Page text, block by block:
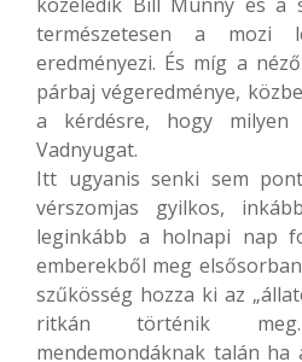
természetesen a mozi
eredményezi. És míg a
párbaj végeredménye,
a kérdésre, hogy
Vadnyugat.
Itt ugyanis senki sem
vérszomjas gyilkos,
leginkább a holnapi nap
emberekből meg
szűkösség hozza ki az
ritkán történik
mendemondáknak talán ha